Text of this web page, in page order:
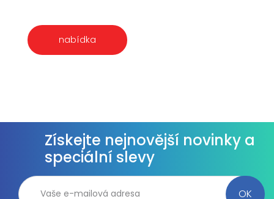
nabídka
Získejte nejnovější novinky a
speciální slevy